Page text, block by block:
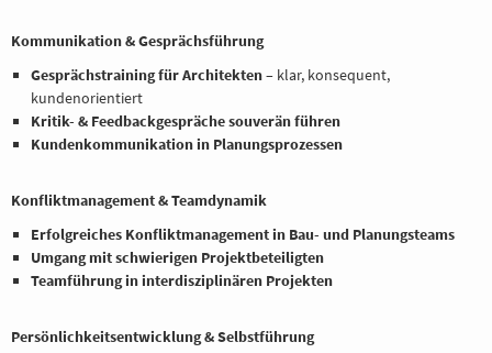
Kommunikation & Gesprächsführung
Gesprächstraining für Architekten– klar, konsequent,
kundenorientiert
Kritik- & Feedbackgespräche souverän führen
Kundenkommunikation in Planungsprozessen
Konfliktmanagement & Teamdynamik
Erfolgreiches Konfliktmanagement in Bau- und Planungsteams
Umgang mit schwierigen Projektbeteiligten
Teamführung in interdisziplinären Projekten
Persönlichkeitsentwicklung & Selbstführung